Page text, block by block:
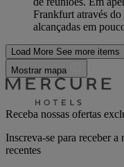
Frankfurt através
alcançadas em
Load More See more items
Mostrar mapa
Receba nossas ofertas
Inscreva-se para receber a
recentes